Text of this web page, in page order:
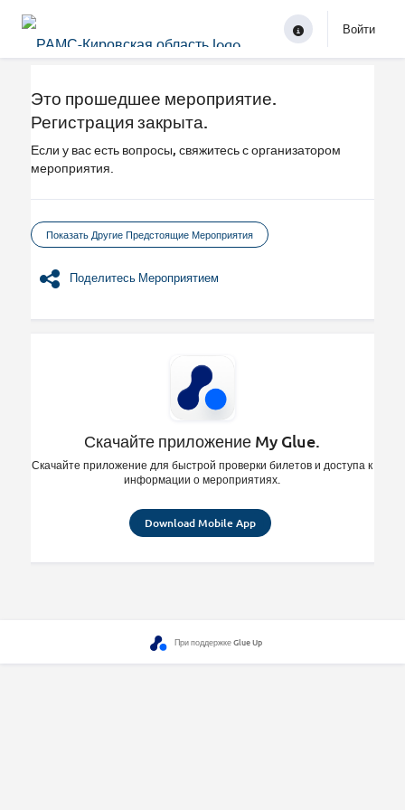
Войти
Это прошедшее мероприятие.
Регистрация закрыта.
Если у вас есть вопросы, свяжитесь с организатором
мероприятия.
Показать Другие Предстоящие Мероприятия
Поделитесь Мероприятием
Скачайте приложение My Glue.
Скачайте приложение для быстрой проверки билетов и доступа к
информации о мероприятиях.
Download Mobile App
При поддержке Glue Up